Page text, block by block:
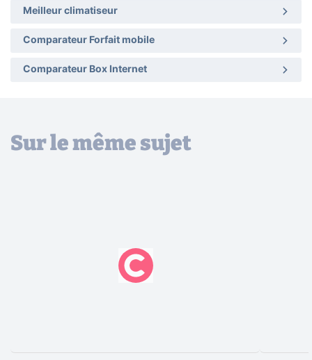
Meilleur climatiseur
Comparateur Forfait mobile
Comparateur Box Internet
Sur le même sujet